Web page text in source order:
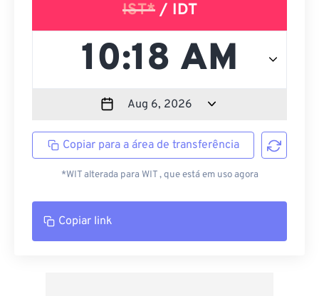
IST*/ IDT
Copiar para a área de transferência
*WIT alterada para WIT , que está em uso agora
Copiar link